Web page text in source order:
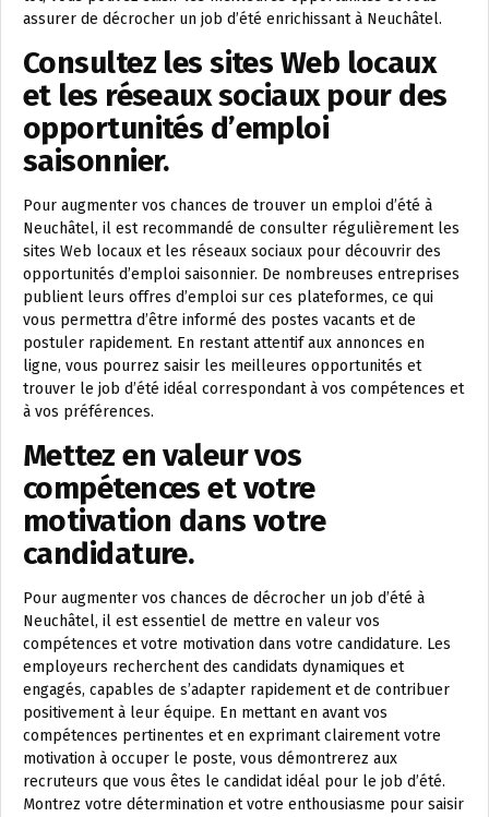
assurer de décrocher un job d’été enrichissant à Neuchâtel.
Consultez les sites Web locaux
et les réseaux sociaux pour des
opportunités d’emploi
saisonnier.
Pour augmenter vos chances de trouver un emploi d’été à
Neuchâtel, il est recommandé de consulter régulièrement les
sites Web locaux et les réseaux sociaux pour découvrir des
opportunités d’emploi saisonnier. De nombreuses entreprises
publient leurs offres d’emploi sur ces plateformes, ce qui
vous permettra d’être informé des postes vacants et de
postuler rapidement. En restant attentif aux annonces en
ligne, vous pourrez saisir les meilleures opportunités et
trouver le job d’été idéal correspondant à vos compétences et
à vos préférences.
Mettez en valeur vos
compétences et votre
motivation dans votre
candidature.
Pour augmenter vos chances de décrocher un job d’été à
Neuchâtel, il est essentiel de mettre en valeur vos
compétences et votre motivation dans votre candidature. Les
employeurs recherchent des candidats dynamiques et
engagés, capables de s’adapter rapidement et de contribuer
positivement à leur équipe. En mettant en avant vos
compétences pertinentes et en exprimant clairement votre
motivation à occuper le poste, vous démontrerez aux
recruteurs que vous êtes le candidat idéal pour le job d’été.
Montrez votre détermination et votre enthousiasme pour saisir